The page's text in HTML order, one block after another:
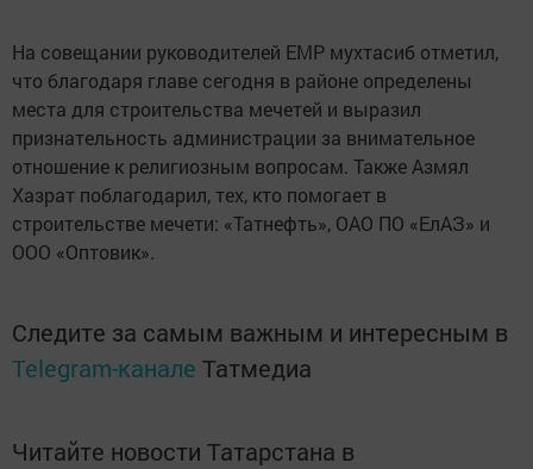
На совещании руководителей ЕМР мухтасиб отметил,
что благодаря главе сегодня в районе определены
места для строительства мечетей и выразил
признательность администрации за внимательное
отношение к религиозным вопросам. Также Азмял
Хазрат поблагодарил, тех, кто помогает в
строительстве мечети: «Татнефть», ОАО ПО «ЕлАЗ» и
ООО «Оптовик».
Следите за самым важным и интересным в
Telegram-канале Татмедиа
Читайте новости Татарстана в